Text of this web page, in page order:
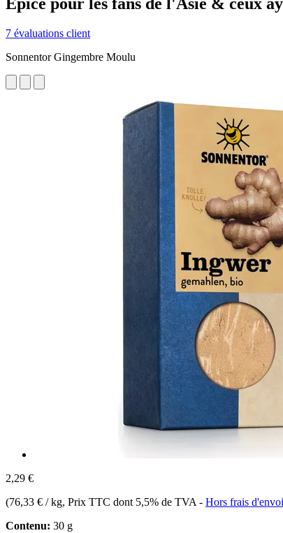
7 évaluations client
Sonnentor Gingembre Moulu
2,29 €
(76,33 € / kg, Prix TTC dont 5,5% de TVA - Hors frais d'envoi
Contenu: 30 g